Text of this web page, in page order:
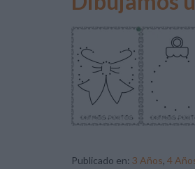
Publicado en: 3 Años, 4